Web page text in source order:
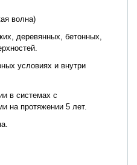
волна)
деревянных, бетонных,
условиях и внутри
в системах с
на протяжении 5 лет.